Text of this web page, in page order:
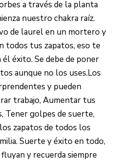
a través de la planta
nuestro chakra raíz.
de laurel en un mortero y
todos tus zapatos, eso te
él éxito. Se debe de poner
aunque no los uses.Los
y pueden
trabajo, Aumentar tus
Tener golpes de suerte,
zapatos de todos los
Suerte y éxito en todo,
fluyan y recuerda siempre